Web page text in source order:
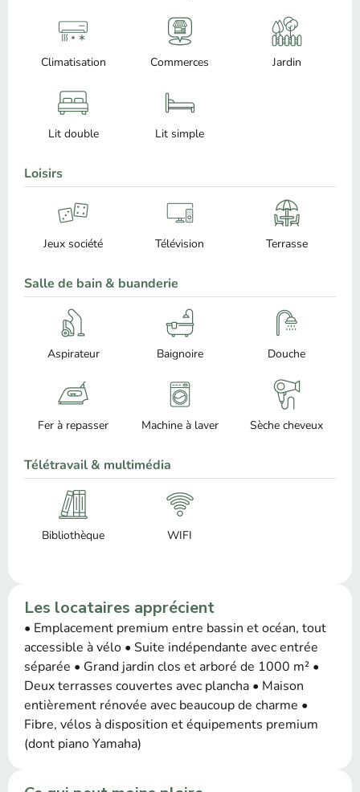
Climatisation Commerces Jardin
Lit double Lit simple
Loisirs
Jeux société Télévision Terrasse
Salle de bain & buanderie
Aspirateur Baignoire Douche
Fer à repasser Machine à laver Sèche cheveux
Télétravail & multimédia
Bibliothèque WIFI
Les locataires apprécient
• Emplacement premium entre bassin et océan, tout
accessible à vélo • Suite indépendante avec entrée
séparée • Grand jardin clos et arboré de 1000 m² •
Deux terrasses couvertes avec plancha • Maison
entièrement rénovée avec beaucoup de charme •
Fibre, vélos à disposition et équipements premium
(dont piano Yamaha)